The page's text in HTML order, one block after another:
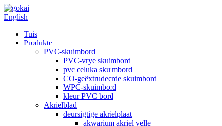
English
Tuis
Produkte
PVC-skuimbord
PVC-vrye skuimbord
pvc celuka skuimbord
CO-geëxtrudeerde skuimbord
WPC-skuimbord
kleur PVC bord
Akrielblad
deursigtige akrielplaat
akwarium akriel velle